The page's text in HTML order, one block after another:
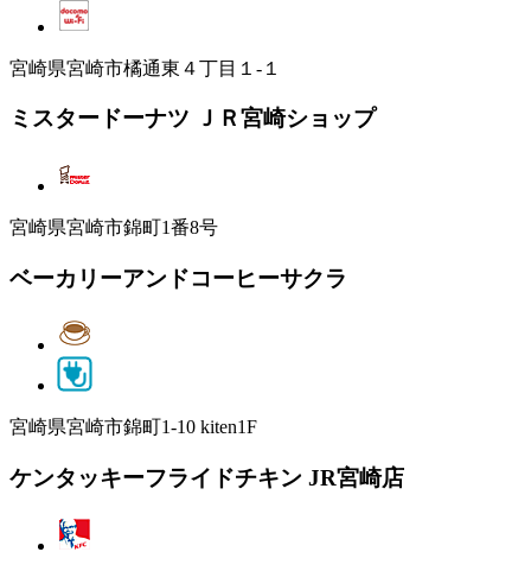
宮崎県宮崎市橘通東４丁目１-１
ミスタードーナツ ＪＲ宮崎ショップ
宮崎県宮崎市錦町1番8号
ベーカリーアンドコーヒーサクラ
宮崎県宮崎市錦町1-10 kiten1F
ケンタッキーフライドチキン JR宮崎店